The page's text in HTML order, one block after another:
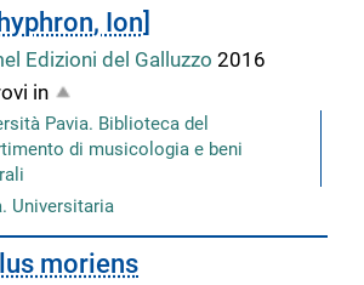
Ion]
Edizioni del Galluzzo2016
in
Pavia. Biblioteca del
di musicologia e beni
Universitaria
moriens